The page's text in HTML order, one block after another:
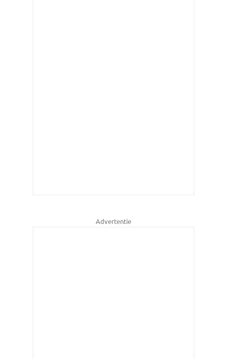
Advertentie